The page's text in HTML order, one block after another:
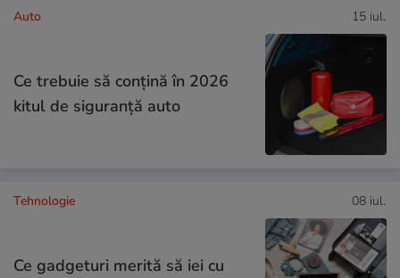
Auto 15 iul.
Ce trebuie să conţină în 2026
kitul de siguranţă auto
Tehnologie 08 iul.
Ce gadgeturi merită să iei cu